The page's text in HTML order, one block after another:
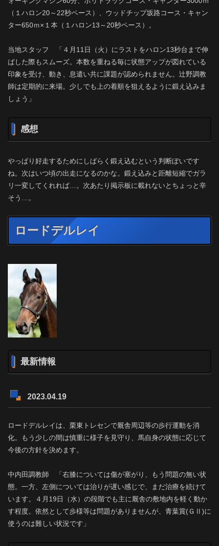
（１ハロン20～22秒ペース）、ウッドチップ坂路コース・キャン
ター650ｍ×１本（１ハロン13～20秒ペース）。
当地スタッフ 「４月11日（火）にラストをハロン13秒台まで伸
ばした際もスムーズ。本数を重ねる毎に状態アップが図れている
印象を受け、動き、息遣い共に課題が認められません。辻野調教
師は定期的に来場。少しでも上の着順を狙えるように鍛え込みま
しょう」
感想
やっぱり好走するためにしばらく鍛え込むという判断ぽいです
ね。次はいつ頃の出走になるのかな。鍛え込みと距離短縮でガラ
リ一変してくれれば…。次あたり掲示板に載れないとちょっと辛
そう…。
ロードデルレイ
最新情報
2023.04.19
ロードデルレイは、栗東トレセンで厩舎周辺等の歩行運動を消
化。もう少しの間は慎重に様子を見守り、馬自身の状態に応じて
今後の方針を決めます。
中内田調教師 「右膝については傷が塞がり、もう問題の無い状
態。一方、左側については治りが遅い感じで、まだ治療を続けて
います。４月19日（水）の段階でも主に厩舎の敷地内を軽く動か
す程度。依然として歩様等は問題がありませんが、青葉賞(ＧⅡ)に
使うのは難しい状況です」